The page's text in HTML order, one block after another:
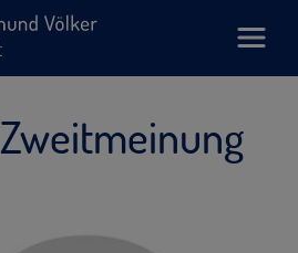
Zweitmeinung